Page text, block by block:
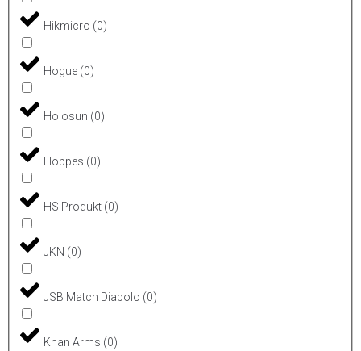
Hikmicro (0)
Hogue (0)
Holosun (0)
Hoppes (0)
HS Produkt (0)
JKN (0)
JSB Match Diabolo (0)
Khan Arms (0)